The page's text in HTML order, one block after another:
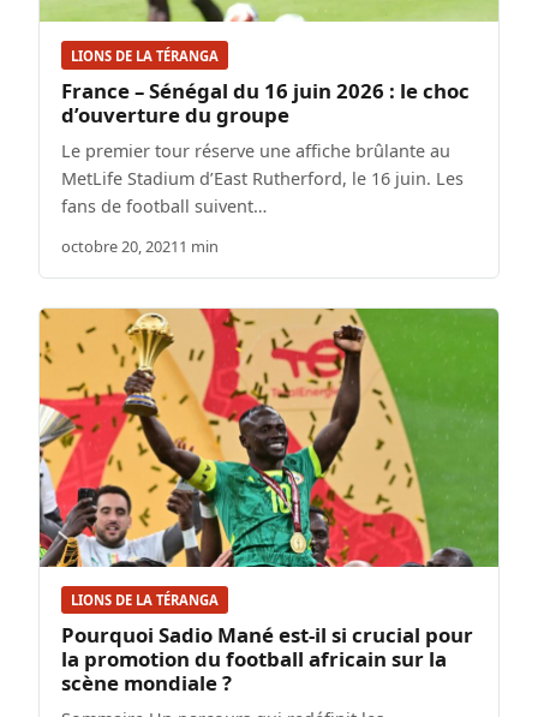
LIONS DE LA TÉRANGA
France – Sénégal du 16 juin 2026 : le choc
d’ouverture du groupe
Le premier tour réserve une affiche brûlante au
MetLife Stadium d’East Rutherford, le 16 juin. Les
fans de football suivent…
octobre 20, 20211 min
LIONS DE LA TÉRANGA
Pourquoi Sadio Mané est-il si crucial pour
la promotion du football africain sur la
scène mondiale ?